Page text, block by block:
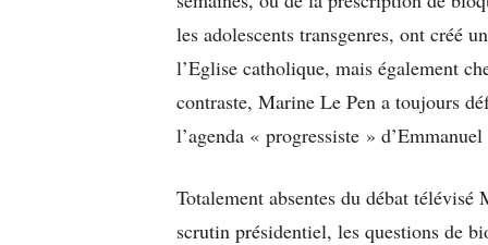
les adolescents transgenres, ont créé
l’Eglise catholique, mais également
contraste, Marine Le Pen a toujours
l’agenda « progressiste »
Totalement absentes du débat
scrutin présidentiel, les questions de